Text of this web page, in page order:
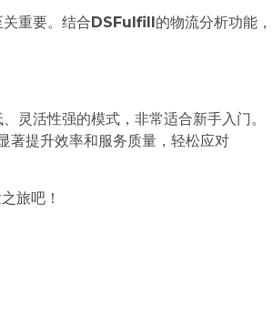
重要。结合DSFulfill的物流分析功能，
灵活性强的模式，非常适合新手入门。
提升效率和服务质量，轻松应对
旅吧！